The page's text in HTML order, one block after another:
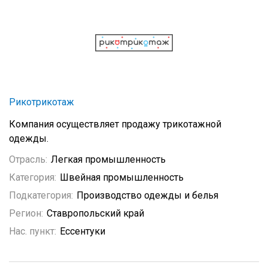
Рикотрикотаж
Компания осуществляет продажу трикотажной
одежды.
Отрасль: Легкая промышленность
Категория: Швейная промышленность
Подкатегория: Производство одежды и белья
Регион: Ставропольский край
Нас. пункт: Ессентуки